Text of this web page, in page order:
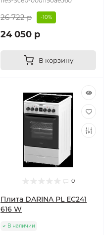
26 722 р -10%
24 050 р
В корзину
0
Плита DARINA PL EC241
616 W
В наличии